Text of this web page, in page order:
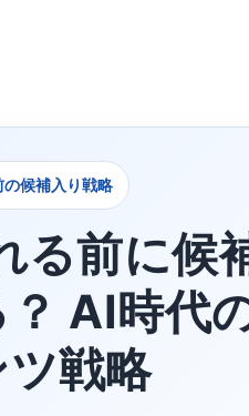
候補入り戦略
る前に候
AI時代
戦略